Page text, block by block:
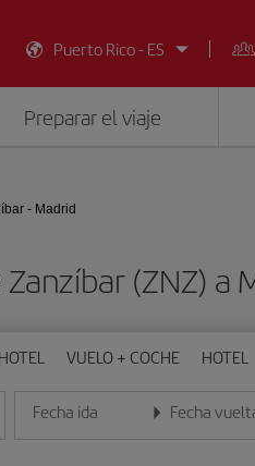
Puerto Rico - ES
Preparar el viaje
- Madrid
(ZNZ) a
VUELO + COCHE HOTEL
Fecha ida
Introduce la fecha en formato día/mes/
Fecha
Introduce la